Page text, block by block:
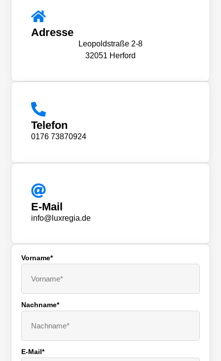
Adresse
Leopoldstraße 2-8
32051 Herford
Telefon
0176 73870924
E-Mail
info@luxregia.de
Vorname*
Nachname*
E-Mail*